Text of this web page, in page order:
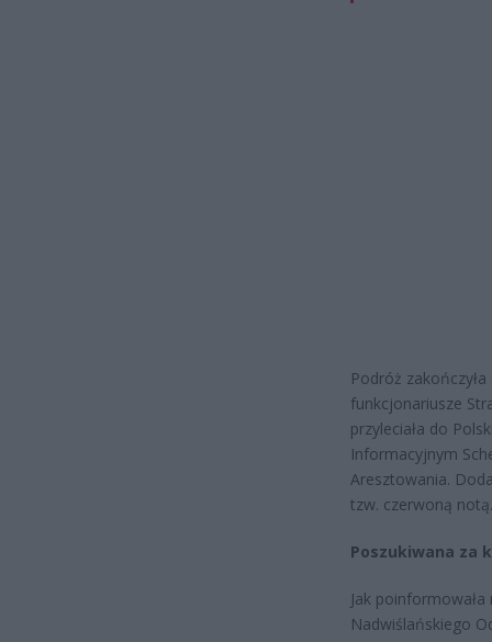
Podróż
funkcjonariusze
przyleciała do
Informacyjnym
Aresztowania.
tzw. czerwoną notą.
Poszukiwana za
Jak
Nadwiślańskiego